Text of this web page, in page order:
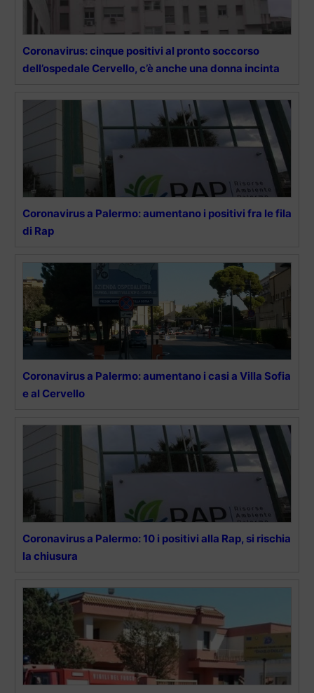
Coronavirus: cinque positivi al pronto soccorso
dell’ospedale Cervello, c’è anche una donna incinta
Coronavirus a Palermo: aumentano i positivi fra le fila
di Rap
Coronavirus a Palermo: aumentano i casi a Villa Sofia
e al Cervello
Coronavirus a Palermo: 10 i positivi alla Rap, si rischia
la chiusura